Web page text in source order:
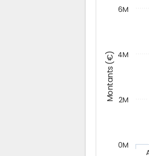
Montants (€)
0M
2M
4M
6M